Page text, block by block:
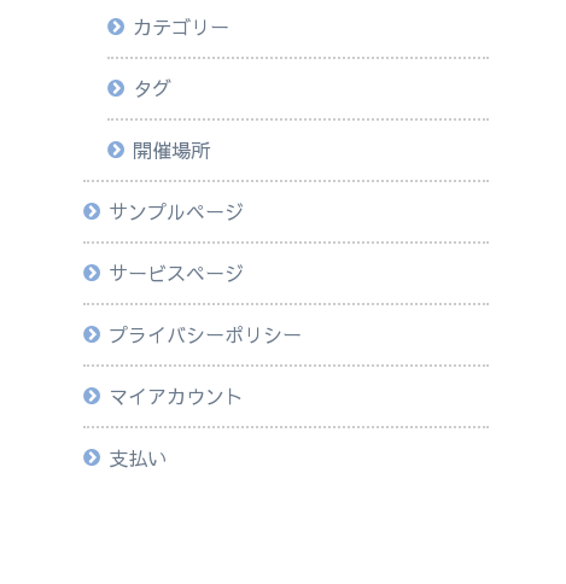
カテゴリー
タグ
開催場所
サンプルページ
サービスページ
プライバシーポリシー
マイアカウント
支払い